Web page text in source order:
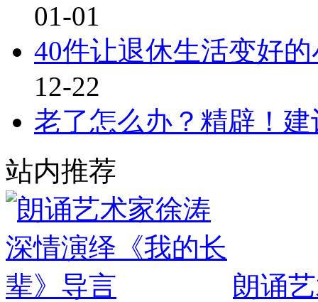
01-01
40件让退休生活变好
12-22
老了怎么办？精辟！
站内推荐
朗诵